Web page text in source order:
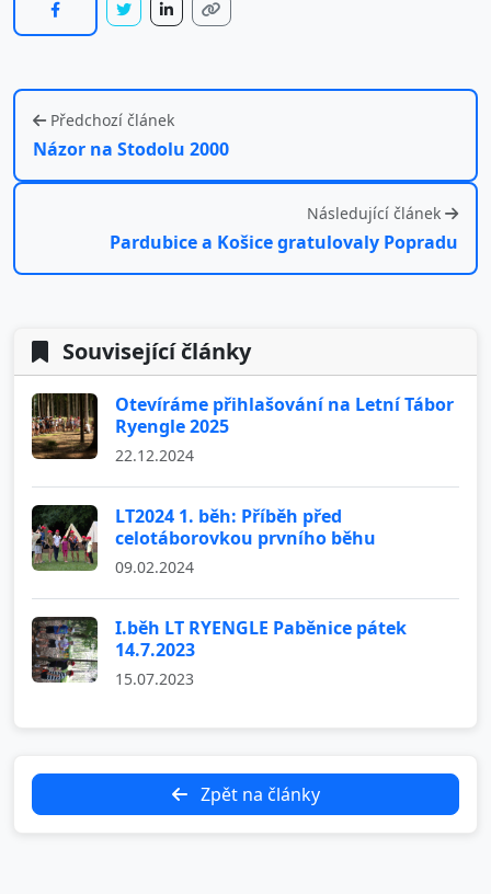
Předchozí článek
Názor na Stodolu 2000
Následující článek
Pardubice a Košice gratulovaly Popradu
Související články
Otevíráme přihlašování na Letní Tábor
Ryengle 2025
22.12.2024
LT2024 1. běh: Příběh před
celotáborovkou prvního běhu
09.02.2024
I.běh LT RYENGLE Paběnice pátek
14.7.2023
15.07.2023
Zpět na články